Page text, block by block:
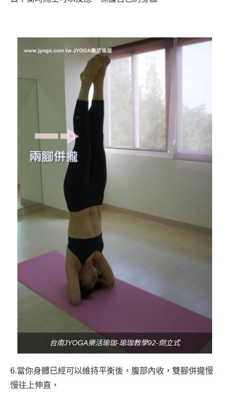
台南JYOGA樂活瑜珈-瑜珈教學92-倒立式
6.當你身體已經可以維持平衡後，腹部內收，雙腳併攏慢
慢往上伸直，